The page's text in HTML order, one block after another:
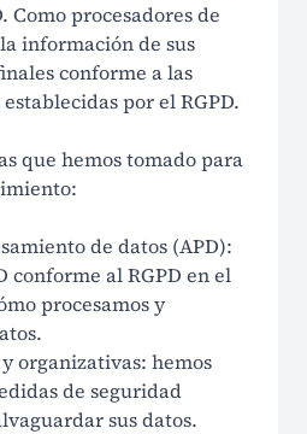
Como procesadores de
información de sus
conforme a las
por el RGPD.
que hemos tomado para
de datos (APD):
conforme al RGPD en el
procesamos y
organizativas: hemos
de seguridad
sus datos.